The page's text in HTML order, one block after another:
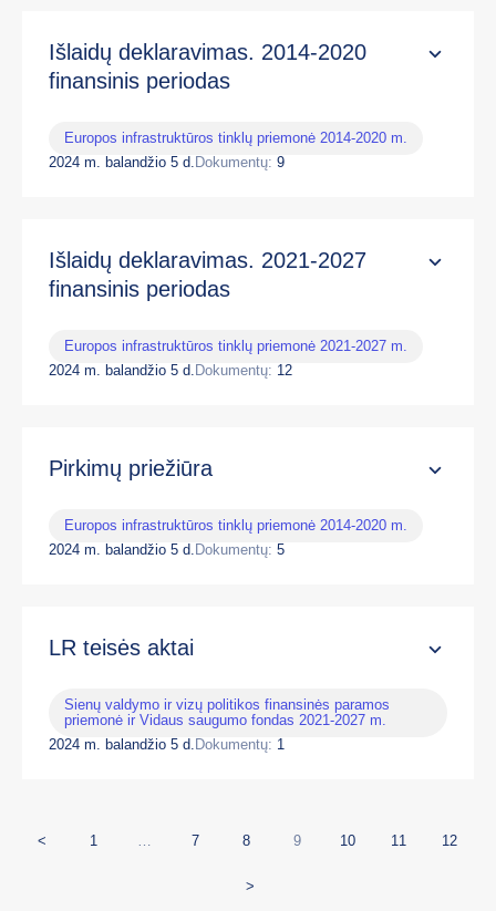
Išlaidų deklaravimas. 2014-2020
finansinis periodas
Europos infrastruktūros tinklų priemonė 2014-2020 m.
2024 m. balandžio 5 d. Dokumentų: 9
Išlaidų deklaravimas. 2021-2027
finansinis periodas
Europos infrastruktūros tinklų priemonė 2021-2027 m.
2024 m. balandžio 5 d. Dokumentų: 12
Pirkimų priežiūra
Europos infrastruktūros tinklų priemonė 2014-2020 m.
2024 m. balandžio 5 d. Dokumentų: 5
LR teisės aktai
Sienų valdymo ir vizų politikos finansinės paramos
priemonė ir Vidaus saugumo fondas 2021-2027 m.
2024 m. balandžio 5 d. Dokumentų: 1
< 1 … 7 8 9 10 11 12
>